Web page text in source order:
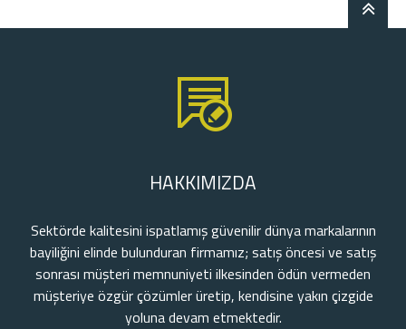
HAKKIMIZDA
Sektörde kalitesini ispatlamış güvenilir dünya markalarının
bayiliğini elinde bulunduran firmamız; satış öncesi ve satış
sonrası müşteri memnuniyeti ilkesinden ödün vermeden
müşteriye özgür çözümler üretip, kendisine yakın çizgide
yoluna devam etmektedir.